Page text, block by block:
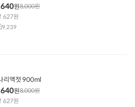
원8,000원
627원
9,239
리액젓 900ml
원8,000원
627원